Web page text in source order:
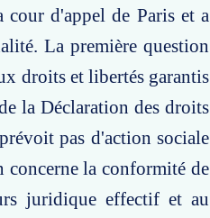
d'appel de Paris et a
La première question
droits et libertés garantis
la Déclaration des droits
pas d'action sociale
concerne la conformité de
juridique effectif et au